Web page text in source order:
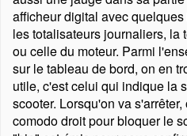
afficheur digital avec
les totalisateurs journaliers, la
ou celle du moteur. Parmi
sur le tableau de bord, on en
utile, c'est celui qui indique la
scooter. Lorsqu'on va
comodo droit pour bloquer le